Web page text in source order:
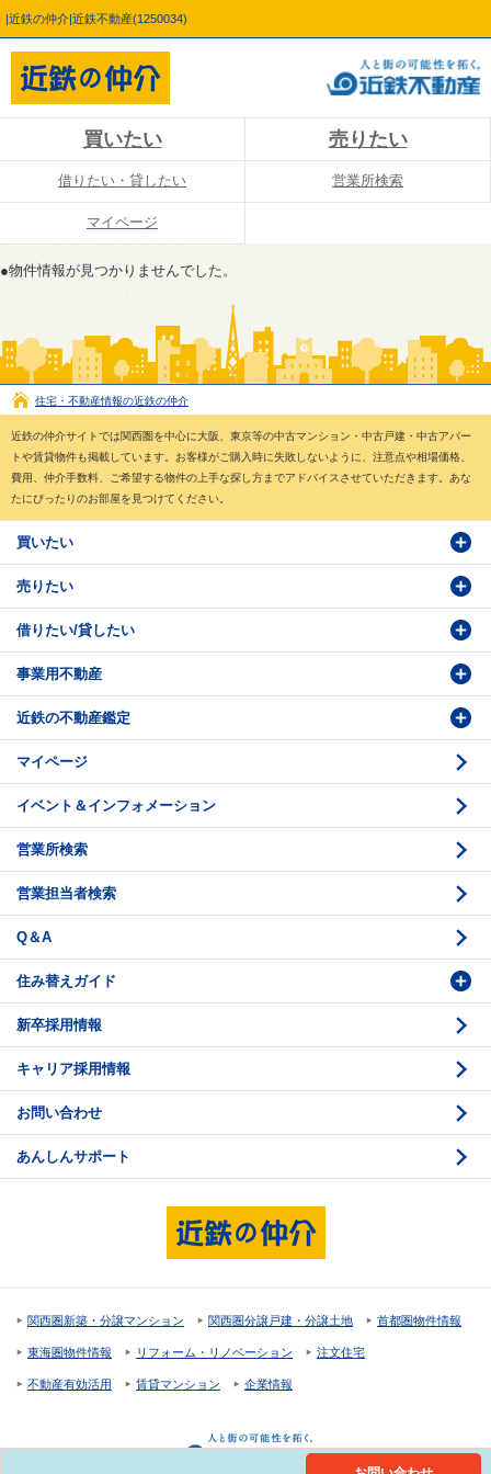
|近鉄の仲介|近鉄不動産(1250034)
買いたい 売りたい
借りたい・貸したい 営業所検索
マイページ
●物件情報が見つかりませんでした。
住宅・不動産情報の近鉄の仲介
近鉄の仲介サイトでは関西圏を中心に大阪、東京等の中古マンション・中古戸建・中古アパー
トや賃貸物件も掲載しています。お客様がご購入時に失敗しないように、注意点や相場価格、
費用、仲介手数料、ご希望する物件の上手な探し方までアドバイスさせていただきます。あな
たにぴったりのお部屋を見つけてください。
買いたい
物件検索
物件番号検索
投資・事業用検索
購入のお問い合わせ
売りたい
価格査定依頼
売却相談
借りたい/貸したい
賃貸物件検索
学園前賃貸センター
賃貸借のお問い合わせ
事業用不動産
購入・売却の流れ
収益不動産の取扱
底地の資産性
相続と不動産
不動産投資のQ＆A
法人営業センター紹介
近鉄の不動産鑑定
時価評価支援
鑑定評価ご相談例
鑑定評価の流れ
お問い合わせ・ご相談
鑑定センター紹介
マイページ
イベント＆インフォメーション
営業所検索
営業担当者検索
Q＆A
住み替えガイド
価格査定
媒介契約
売却活動
売却諸費用
住宅ローンの種類
返済計画
購入のスケジュール
物件資料の読み方 1
物件資料の読み方 2
現地見学のポイント
決済と引渡し 2
新卒採用情報
キャリア採用情報
お問い合わせ
あんしんサポート
関西圏新築・分譲マンション 関西圏分譲戸建・分譲土地 首都圏物件情報
東海圏物件情報 リフォーム・リノベーション 注文住宅
不動産有効活用 賃貸マンション 企業情報